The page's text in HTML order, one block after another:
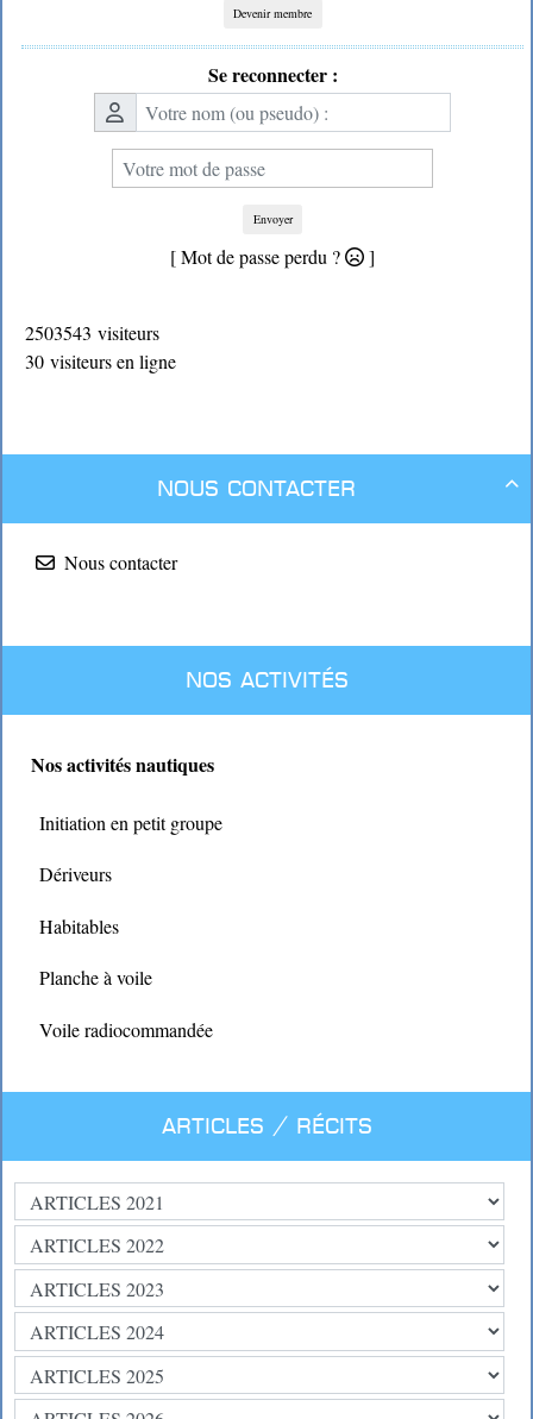
Devenir membre
Se reconnecter :
Envoyer
[ Mot de passe perdu ? ]
2503543 visiteurs
30 visiteurs en ligne

Nous contacter
Nous contacter
Nos activités
Nos activités nautiques
Initiation en petit groupe
Dériveurs
Habitables
Planche à voile
Voile radiocommandée
Articles / Récits